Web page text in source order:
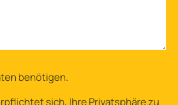
benötigen.
sich, Ihre Privatsphäre zu